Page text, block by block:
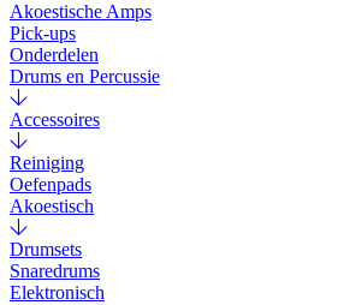
Akoestische Amps
Pick-ups
Onderdelen
Drums en Percussie
Accessoires
Reiniging
Oefenpads
Akoestisch
Drumsets
Snaredrums
Elektronisch